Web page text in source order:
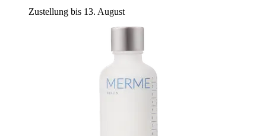
Zustellung bis 13. August